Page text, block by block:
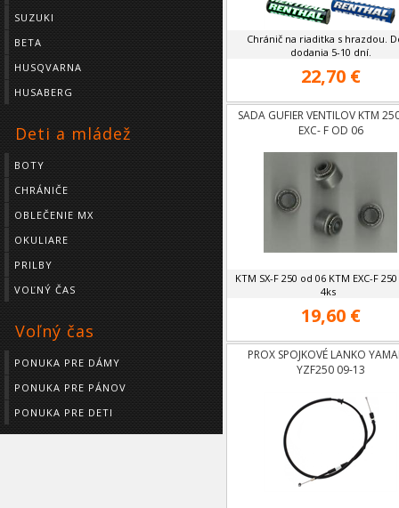
SUZUKI
BETA
HUSQVARNA
HUSABERG
Deti a mládež
BOTY
CHRÁNIČE
OBLEČENIE MX
OKULIARE
PRILBY
VOĽNÝ ČAS
Voľný čas
PONUKA PRE DÁMY
PONUKA PRE PÁNOV
PONUKA PRE DETI
Chránič na riaditka s hrazdou.
dodania 5-10 dní.
22,70 €
SADA GUFIER VENTILOV KTM
EXC- F OD 06
KTM SX-F 250 od 06 KTM EXC-F
4ks
19,60 €
PROX SPOJKOVÉ LANKO
YZF250 09-13